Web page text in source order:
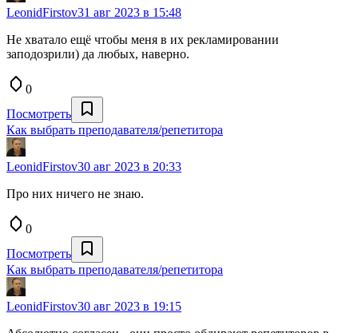
LeonidFirstov31 авг 2023 в 15:48
Не хватало ещё чтобы меня в их рекламировании
заподозрили) да любых, наверно.
0
Посмотреть
Как выбрать преподавателя/репетитора
LeonidFirstov30 авг 2023 в 20:33
Про них ничего не знаю.
0
Посмотреть
Как выбрать преподавателя/репетитора
LeonidFirstov30 авг 2023 в 19:15